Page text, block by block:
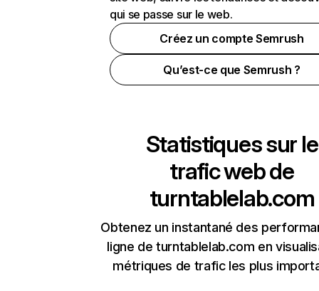
qui se passe sur le web.
Créez un compte Semrush
Qu’est-ce que Semrush ?
Statistiques sur le
trafic web de
turntablelab.com
Obtenez un instantané des
ligne de turntablelab.com en
métriques de trafic les plus